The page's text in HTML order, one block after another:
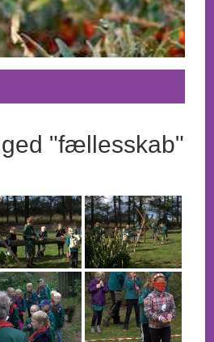
"fællesskab"